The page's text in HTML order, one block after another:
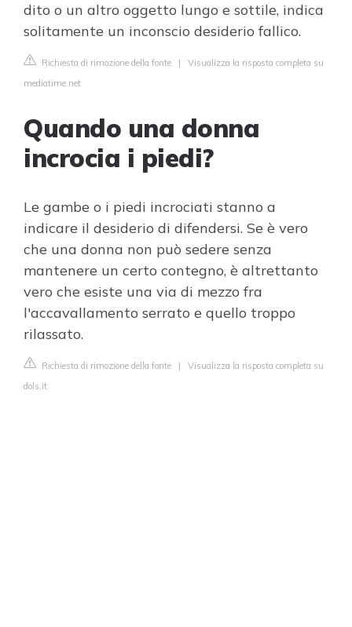
dito o un altro oggetto lungo e sottile, indica
solitamente un inconscio desiderio fallico.
Richiesta di rimozione della fonte | Visualizza la risposta completa su
mediatime.net
Quando una donna
incrocia i piedi?
Le gambe o i piedi incrociati stanno a
indicare il desiderio di difendersi. Se è vero
che una donna non può sedere senza
mantenere un certo contegno, è altrettanto
vero che esiste una via di mezzo fra
l'accavallamento serrato e quello troppo
rilassato.
Richiesta di rimozione della fonte | Visualizza la risposta completa su
dols.it